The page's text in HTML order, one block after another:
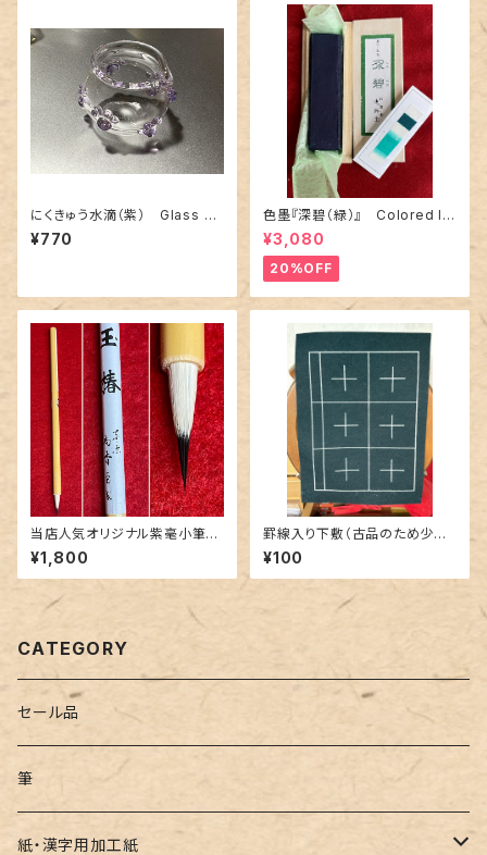
にくきゅう水滴（紫） Glass W
ater Dropper with Cat Paw
Print Design – Purple
¥770
色墨『深碧（緑）』 Colored In
k Stick – “Shinpeki” (Deep
Green)
¥3,080
20%OFF
当店人気オリジナル紫毫小筆
『玉椿』 Popular Original Fi
ne Brush “Tamatubaki” – P
urple Rabbit Hair (Size: Sm
all)
¥1,800
罫線入り下敷（古品のため少し
汚れあり） Lined Calligraph
y Mat for Hanshi (Vintage
Stock – Minor Stains)
¥100
CATEGORY
セール品
筆
紙・漢字用加工紙